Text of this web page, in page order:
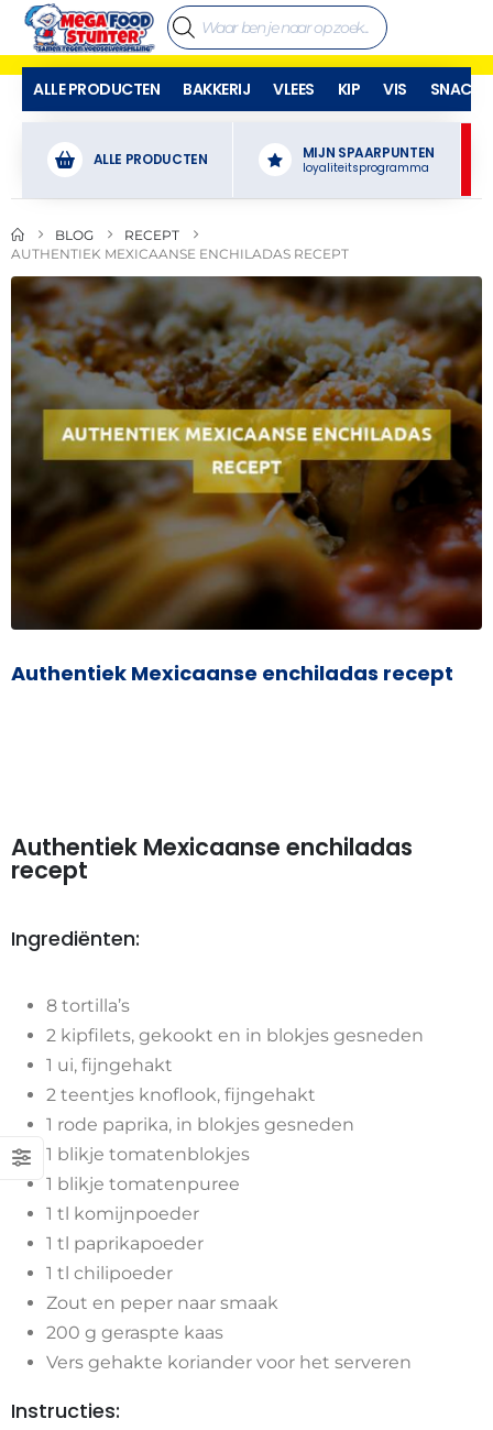
ALLE PRODUCTEN BAKKERIJ VLEES KIP VIS SNACKS
ALLE PRODUCTEN MIJN SPAARPUNTEN
loyaliteitsprogramma
BLOG
RECEPT
AUTHENTIEK MEXICAANSE ENCHILADAS RECEPT
Authentiek Mexicaanse enchiladas recept
Authentiek Mexicaanse enchiladas
recept
Ingrediënten:
8 tortilla’s
2 kipfilets, gekookt en in blokjes gesneden
1 ui, fijngehakt
2 teentjes knoflook, fijngehakt
1 rode paprika, in blokjes gesneden
1 blikje tomatenblokjes
1 blikje tomatenpuree
1 tl komijnpoeder
1 tl paprikapoeder
1 tl chilipoeder
Zout en peper naar smaak
200 g geraspte kaas
Vers gehakte koriander voor het serveren
Instructies: